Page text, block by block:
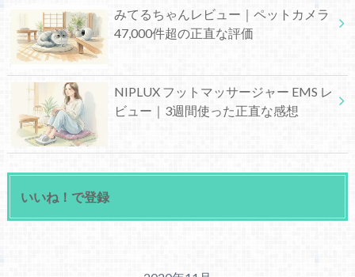
みてるちゃんレビュー｜ペットカメラ
47,000件超の正直な評価
NIPLUX フットマッサージャー EMS レ
ビュー｜3週間使った正直な感想
いいね！で登録